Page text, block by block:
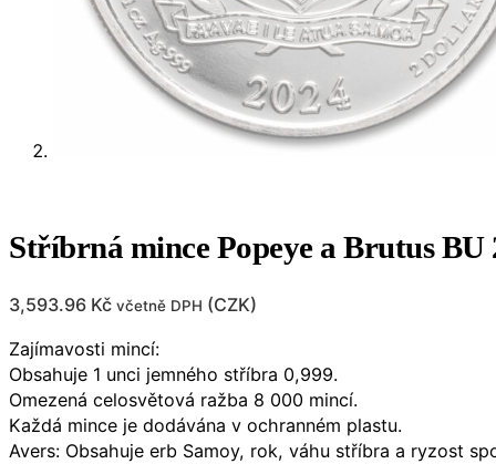
Stříbrná mince Popeye a Brutus BU
3,593.96 Kč včetně DPH (CZK)
Zajímavosti mincí:
Obsahuje 1 unci jemného stříbra 0,999.
Omezená celosvětová ražba 8 000 mincí.
Každá mince je dodávána v ochranném plastu.
Avers: Obsahuje erb Samoy, rok, váhu stříbra a ryzost